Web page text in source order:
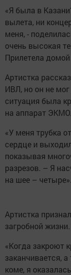
«Я была в
вылета, ни
меня, -
очень высокая
Прилетела
Артистка
ИВЛ, но он не
ситуация была
на аппарат ЭКМО.
«У меня трубка
сердце и
показывая
разрезов. – Я
на шее – четыре».
Артистка
загробной жизни.
«Когда закроют
заканчивается,
коме, я